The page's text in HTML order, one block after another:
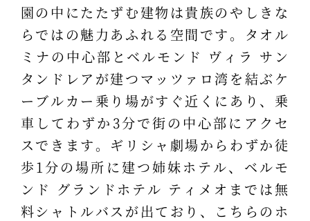
園の中にたたずむ建物は貴族のやしきな
らではの魅力あふれる空間です。タオル
ミナの中心部とベルモンド ヴィラ サン
タンドレアが建つマッツァロ湾を結ぶケ
ーブルカー乗り場がすぐ近くにあり、乗
車してわずか3分で街の中心部にアクセ
スできます。ギリシャ劇場からわずか徒
歩1分の場所に建つ姉妹ホテル、ベルモ
ンド グランドホテル ティメオまでは無
料シャトルバスが出ており、こちらのホ